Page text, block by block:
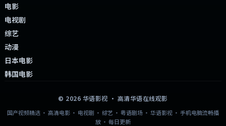
电影
电视剧
综艺
动漫
日本电影
韩国电影
© 2026 华语影视 · 高清华语在线观影
国产视频精选 · 高清电影 · 电视剧 · 综艺 · 粤语剧场 · 华语影视 · 手机电脑流畅播
放 · 每日更新